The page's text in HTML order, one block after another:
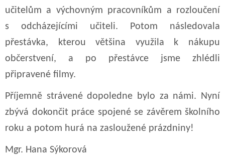
učitelům a výchovným pracovníkům a rozloučení
s odcházejícími učiteli. Potom následovala
přestávka, kterou většina využila k nákupu
občerstvení, a po přestávce jsme zhlédli
připravené filmy.
Příjemně strávené dopoledne bylo za námi. Nyní
zbývá dokončit práce spojené se závěrem školního
roku a potom hurá na zasloužené prázdniny!
Mgr. Hana Sýkorová